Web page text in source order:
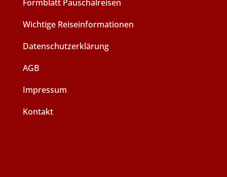
Formblatt Pauschalreisen
Wichtige Reiseinformationen
Datenschutzerklärung
AGB
Impressum
Kontakt